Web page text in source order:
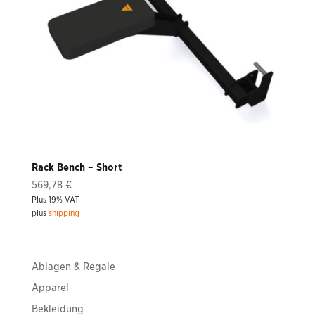
Rack Bench – Short
569,78 €
Plus 19% VAT
plus shipping
Ablagen & Regale
Apparel
Bekleidung